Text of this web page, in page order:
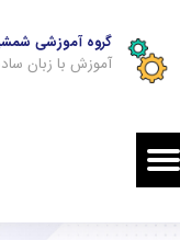
گروه آموزشی
آموزش با زبان